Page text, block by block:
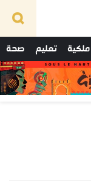
تعليم صحة